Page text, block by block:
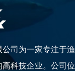
司为一家专注于
科技企业。公司